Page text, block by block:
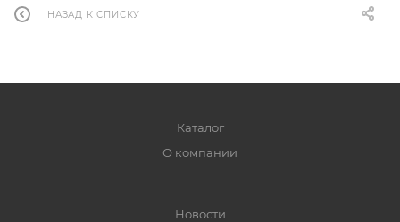
НАЗАД К СПИСКУ
Каталог
О компании
Новости